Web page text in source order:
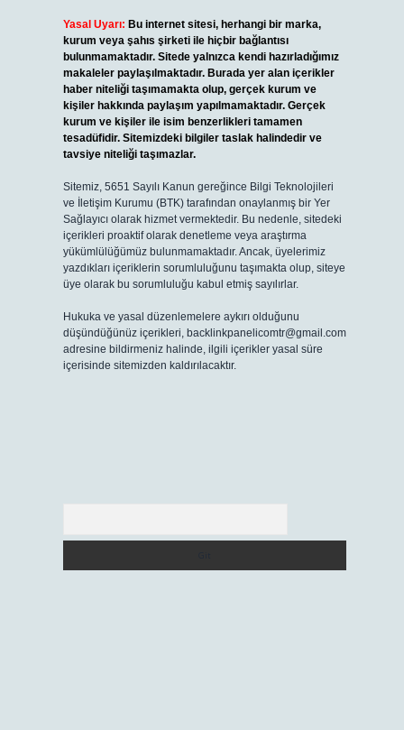
Yasal Uyarı: Bu internet sitesi, herhangi bir marka,
kurum veya şahıs şirketi ile hiçbir bağlantısı
bulunmamaktadır. Sitede yalnızca kendi hazırladığımız
makaleler paylaşılmaktadır. Burada yer alan içerikler
haber niteliği taşımamakta olup, gerçek kurum ve
kişiler hakkında paylaşım yapılmamaktadır. Gerçek
kurum ve kişiler ile isim benzerlikleri tamamen
tesadüfidir. Sitemizdeki bilgiler taslak halindedir ve
tavsiye niteliği taşımazlar.
Sitemiz, 5651 Sayılı Kanun gereğince Bilgi Teknolojileri
ve İletişim Kurumu (BTK) tarafından onaylanmış bir Yer
Sağlayıcı olarak hizmet vermektedir. Bu nedenle, sitedeki
içerikleri proaktif olarak denetleme veya araştırma
yükümlülüğümüz bulunmamaktadır. Ancak, üyelerimiz
yazdıkları içeriklerin sorumluluğunu taşımakta olup, siteye
üye olarak bu sorumluluğu kabul etmiş sayılırlar.
Hukuka ve yasal düzenlemelere aykırı olduğunu
düşündüğünüz içerikleri, backlinkpanelicomtr@gmail.com
adresine bildirmeniz halinde, ilgili içerikler yasal süre
içerisinde sitemizden kaldırılacaktır.